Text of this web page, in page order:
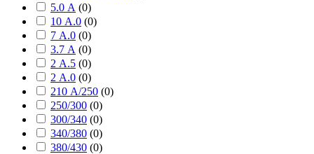
5.0 А (0)
10 А.0 (0)
7 А.0 (0)
3.7 А (0)
2 А.5 (0)
2 А.0 (0)
210 А/250 (0)
250/300 (0)
300/340 (0)
340/380 (0)
380/430 (0)